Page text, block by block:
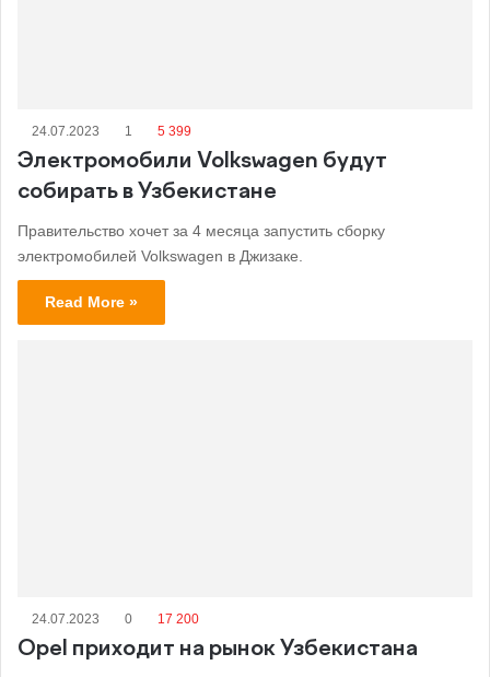
24.07.2023 1 5 399
Электромобили Volkswagen будут
собирать в Узбекистане
Правительство хочет за 4 месяца запустить сборку
электромобилей Volkswagen в Джизаке.
Read More »
24.07.2023 0 17 200
Opel приходит на рынок Узбекистана